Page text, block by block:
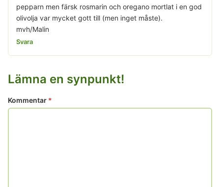
pepparn men färsk rosmarin och oregano mortlat i en god
olivolja var mycket gott till (men inget måste).
mvh/Malin
Svara
Lämna en synpunkt!
Kommentar *